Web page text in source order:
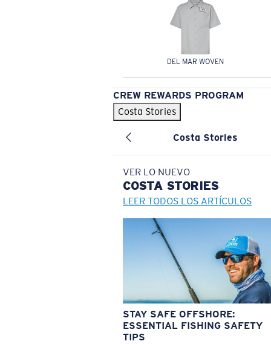
DEL MAR WOVEN
CREW REWARDS PROGRAM
Costa Stories
Costa Stories
VER LO NUEVO
COSTA STORIES
LEER TODOS LOS ARTÍCULOS
STAY SAFE OFFSHORE:
ESSENTIAL FISHING SAFETY
TIPS